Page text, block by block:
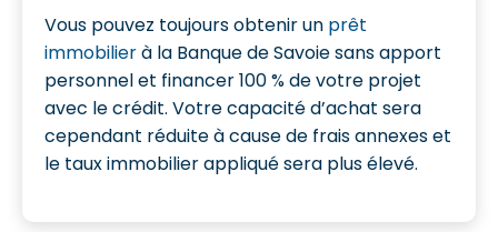
Vous pouvez toujours obtenir un prêt
immobilierà la Banque de Savoie sans apport
personnel et financer 100 % de votre projet
avec le crédit. Votre capacité d’achat sera
cependant réduite à cause de frais annexes et
le taux immobilier appliqué sera plus élevé.